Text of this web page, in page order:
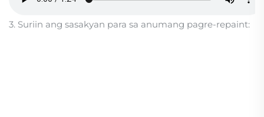
3. Suriin ang sasakyan para sa anumang pagre-repaint: